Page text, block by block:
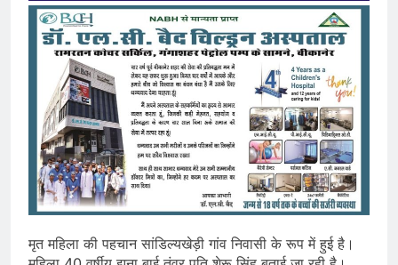
मृत महिला की पहचान सांडिल्यखेड़ी गांव निवासी के रूप में हुई है।